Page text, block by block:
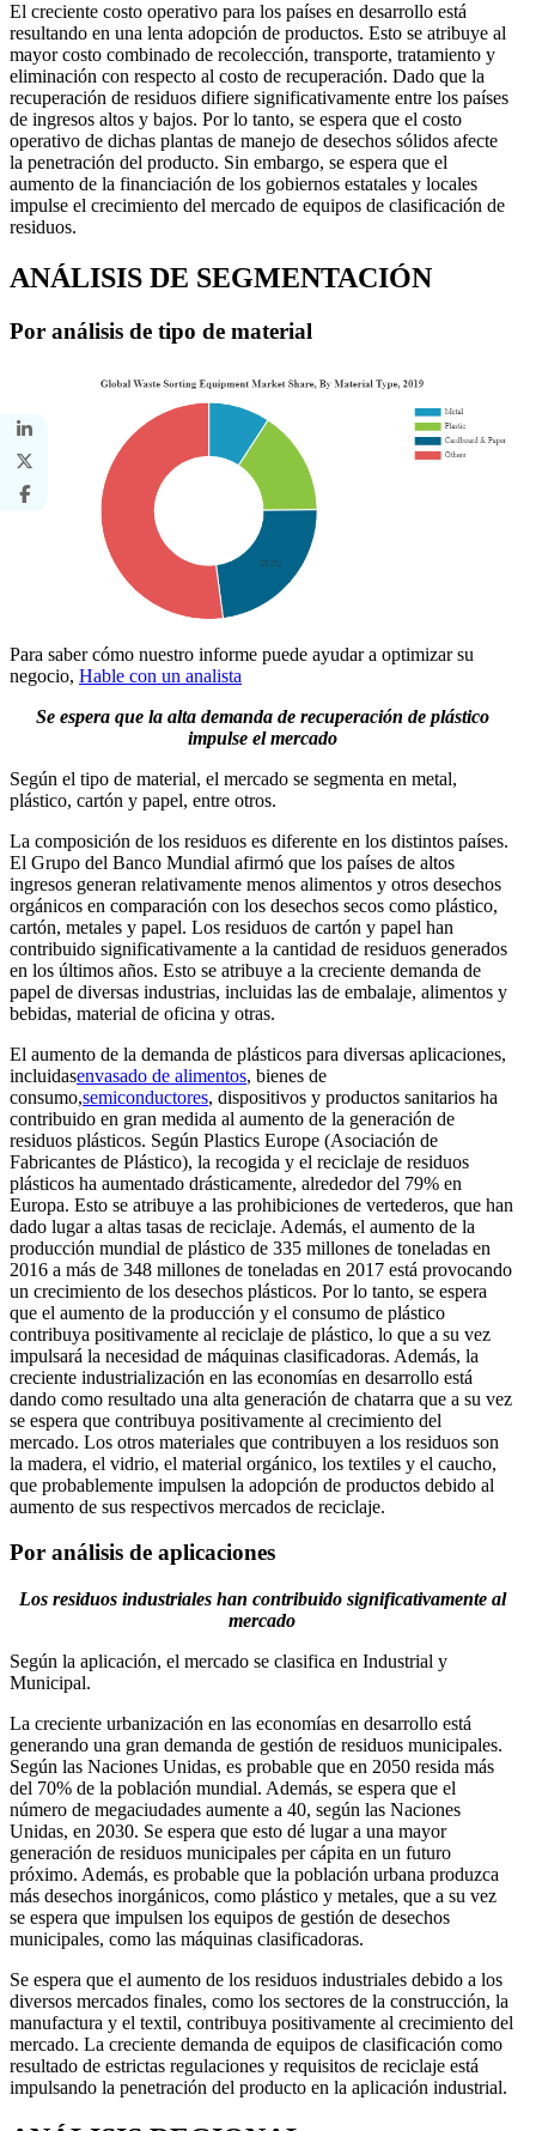
El creciente costo operativo para los países en desarrollo está
resultando en una lenta adopción de productos. Esto se atribuye al
mayor costo combinado de recolección, transporte, tratamiento y
eliminación con respecto al costo de recuperación. Dado que la
recuperación de residuos difiere significativamente entre los países
de ingresos altos y bajos. Por lo tanto, se espera que el costo
operativo de dichas plantas de manejo de desechos sólidos afecte
la penetración del producto. Sin embargo, se espera que el
aumento de la financiación de los gobiernos estatales y locales
impulse el crecimiento del mercado de equipos de clasificación de
residuos.
ANÁLISIS DE SEGMENTACIÓN
Por análisis de tipo de material
Para saber cómo nuestro informe puede ayudar a optimizar su
negocio, Hable con un analista
Se espera que la alta demanda de recuperación de plástico
impulse el mercado
Según el tipo de material, el mercado se segmenta en metal,
plástico, cartón y papel, entre otros.
La composición de los residuos es diferente en los distintos países.
El Grupo del Banco Mundial afirmó que los países de altos
ingresos generan relativamente menos alimentos y otros desechos
orgánicos en comparación con los desechos secos como plástico,
cartón, metales y papel. Los residuos de cartón y papel han
contribuido significativamente a la cantidad de residuos generados
en los últimos años. Esto se atribuye a la creciente demanda de
papel de diversas industrias, incluidas las de embalaje, alimentos y
bebidas, material de oficina y otras.
El aumento de la demanda de plásticos para diversas aplicaciones,
incluidasenvasado de alimentos, bienes de
consumo,semiconductores, dispositivos y productos sanitarios ha
contribuido en gran medida al aumento de la generación de
residuos plásticos. Según Plastics Europe (Asociación de
Fabricantes de Plástico), la recogida y el reciclaje de residuos
plásticos ha aumentado drásticamente, alrededor del 79% en
Europa. Esto se atribuye a las prohibiciones de vertederos, que han
dado lugar a altas tasas de reciclaje. Además, el aumento de la
producción mundial de plástico de 335 millones de toneladas en
2016 a más de 348 millones de toneladas en 2017 está provocando
un crecimiento de los desechos plásticos. Por lo tanto, se espera
que el aumento de la producción y el consumo de plástico
contribuya positivamente al reciclaje de plástico, lo que a su vez
impulsará la necesidad de máquinas clasificadoras. Además, la
creciente industrialización en las economías en desarrollo está
dando como resultado una alta generación de chatarra que a su vez
se espera que contribuya positivamente al crecimiento del
mercado. Los otros materiales que contribuyen a los residuos son
la madera, el vidrio, el material orgánico, los textiles y el caucho,
que probablemente impulsen la adopción de productos debido al
aumento de sus respectivos mercados de reciclaje.
Por análisis de aplicaciones
Los residuos industriales han contribuido significativamente al
mercado
Según la aplicación, el mercado se clasifica en Industrial y
Municipal.
La creciente urbanización en las economías en desarrollo está
generando una gran demanda de gestión de residuos municipales.
Según las Naciones Unidas, es probable que en 2050 resida más
del 70% de la población mundial. Además, se espera que el
número de megaciudades aumente a 40, según las Naciones
Unidas, en 2030. Se espera que esto dé lugar a una mayor
generación de residuos municipales per cápita en un futuro
próximo. Además, es probable que la población urbana produzca
más desechos inorgánicos, como plástico y metales, que a su vez
se espera que impulsen los equipos de gestión de desechos
municipales, como las máquinas clasificadoras.
Se espera que el aumento de los residuos industriales debido a los
diversos mercados finales, como los sectores de la construcción, la
manufactura y el textil, contribuya positivamente al crecimiento del
mercado. La creciente demanda de equipos de clasificación como
resultado de estrictas regulaciones y requisitos de reciclaje está
impulsando la penetración del producto en la aplicación industrial.